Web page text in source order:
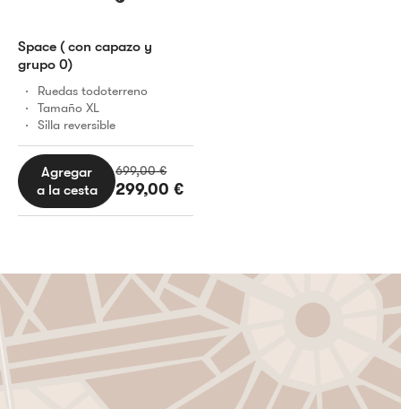
Space ( con capazo y
grupo 0)
Ruedas todoterreno
Tamaño XL
Silla reversible
Agregar
a la cesta
699,00€
El
precio
original
299,00€
El
precio
actual